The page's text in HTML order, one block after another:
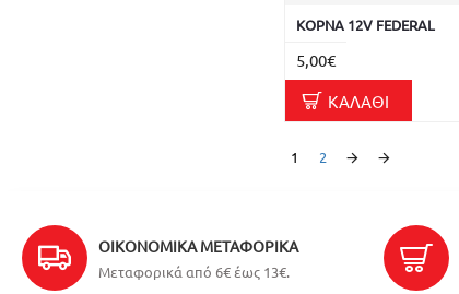
ΚΟΡΝΑ 12V FEDERAL
5,00€
ΚΑΛΆΘΙ
1 2
ΟΙΚΟΝΟΜΙΚΆ ΜΕΤΑΦΟΡΙΚΆ
Μεταφορικά από 6€ έως 13€.